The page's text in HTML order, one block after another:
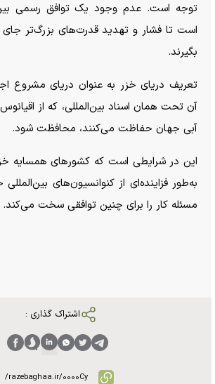
توجه است. عدم وجود یک توافق رسمی
است تا فشار و تهدید قدرت‌های بزرگ‌تر جای
بگیرند.
تعریف دریای خزر به عنوان دریای مشروع
آن تحت همان اسناد بین‌المللی، که از
آبی جهان حفاظت می‌کنند، محافظت شود.
این در شرایطی است که کشور‌های همسایه
به‌طور فزاینده‌ای از کنوانسیون‌های
مسئله کار را برای چنین توافقی سخت می‌کند.
اشتراک گذاری :